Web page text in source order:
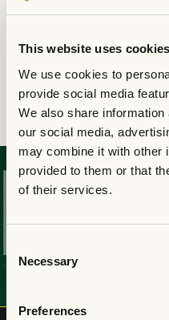
This website uses cookies
We use cookies to
provide social media
We also share
our social media,
may combine it with other
provided to them or that
of their services.
Selection
Necessary
Preferences
Kom ihåg attbeställa i god
KÖP